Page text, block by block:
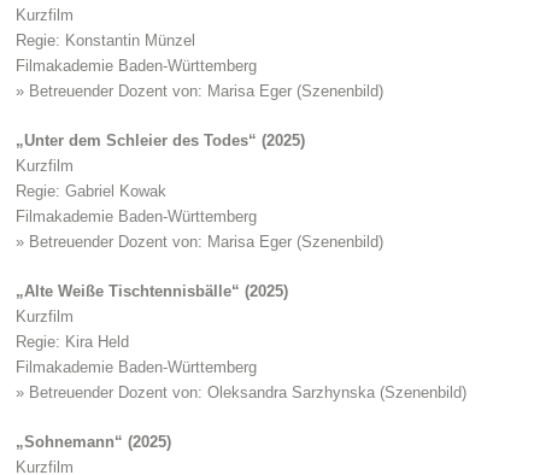
Kurzfilm
Regie: Konstantin Münzel
Filmakademie Baden-Württemberg
» Betreuender Dozent von: Marisa Eger (Szenenbild)
„Unter dem Schleier des Todes“ (2025)
Kurzfilm
Regie: Gabriel Kowak
Filmakademie Baden-Württemberg
» Betreuender Dozent von: Marisa Eger (Szenenbild)
„Alte Weiße Tischtennisbälle“ (2025)
Kurzfilm
Regie: Kira Held
Filmakademie Baden-Württemberg
» Betreuender Dozent von: Oleksandra Sarzhynska (Szenenbild)
„Sohnemann“ (2025)
Kurzfilm